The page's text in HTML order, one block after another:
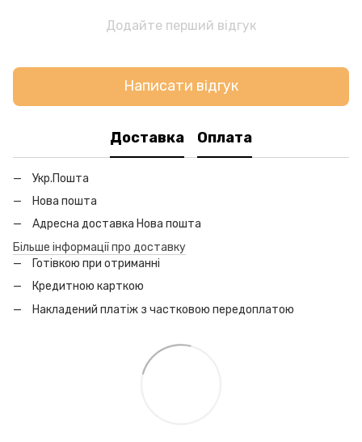
Додайте перший відгук
Написати відгук
Доставка Оплата
Укр.Пошта
Нова пошта
Адресна доставка Нова пошта
Більше інформації про доставку
Готівкою при отриманні
Кредитною карткою
Накладений платіж з частковою передоплатою